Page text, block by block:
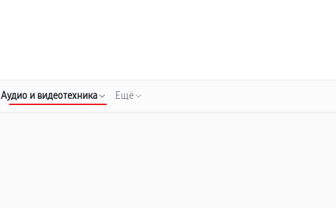
Аудио и видеотехника Ещё